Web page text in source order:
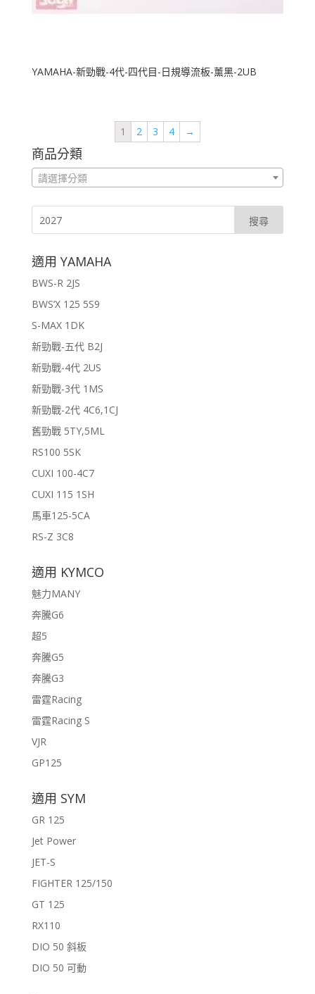
YAMAHA-新勁戰-4代-四代目-日規導流板-薰黑-2UB
1 2 3 4 →
商品分類
請選擇分類
適用 YAMAHA
BWS-R 2JS
BWS’X 125 5S9
S-MAX 1DK
新勁戰-五代 B2J
新勁戰-4代 2US
新勁戰-3代 1MS
新勁戰-2代 4C6,1CJ
舊勁戰 5TY,5ML
RS100 5SK
CUXI 100-4C7
CUXI 115 1SH
馬車125-5CA
RS-Z 3C8
適用 KYMCO
魅力MANY
奔騰G6
超5
奔騰G5
奔騰G3
雷霆Racing
雷霆Racing S
VJR
GP125
適用 SYM
GR 125
Jet Power
JET-S
FIGHTER 125/150
GT 125
RX110
DIO 50 斜板
DIO 50 可動